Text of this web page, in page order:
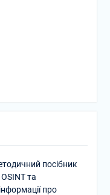
посібник
та
про